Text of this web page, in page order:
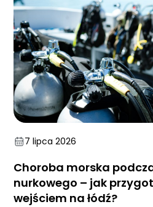
7 lipca 2026
Choroba morska
nurkowego – jak
wejściem na łódź?